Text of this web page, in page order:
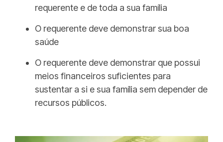
requerente e de toda a sua família
O requerente deve demonstrar sua boa
saúde
O requerente deve demonstrar que possui
meios financeiros suficientes para
sustentar a si e sua família sem depender de
recursos públicos.